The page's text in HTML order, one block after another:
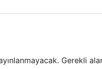
Gerekli